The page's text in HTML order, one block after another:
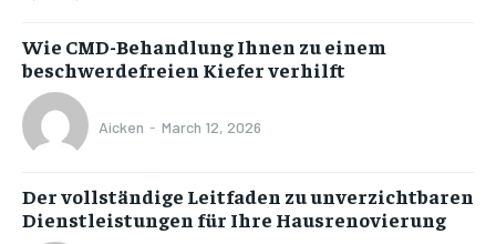
Wie CMD-Behandlung Ihnen zu einem
beschwerdefreien Kiefer verhilft
Aicken - March 12, 2026
Der vollständige Leitfaden zu unverzichtbaren
Dienstleistungen für Ihre Hausrenovierung